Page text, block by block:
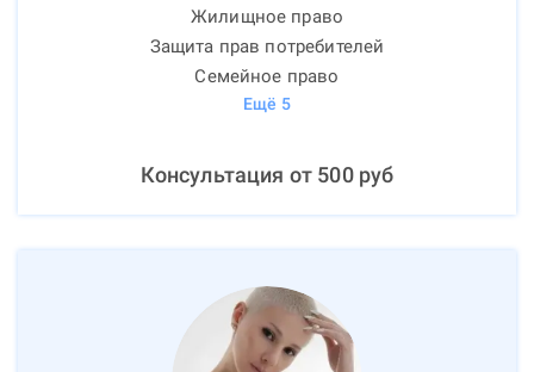
Жилищное право
Защита прав потребителей
Семейное право
Ещё 5
Консультация от 500руб